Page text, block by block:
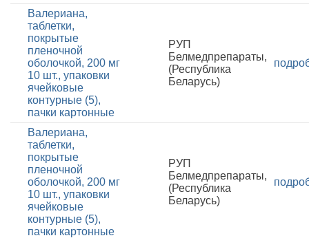
Валериана,
таблетки,
покрытые
пленочной
оболочкой, 200 мг
10 шт., упаковки
ячейковые
контурные (5),
пачки картонные
РУП
Белмедпрепараты,
(Республика
Беларусь)
Валериана,
таблетки,
покрытые
пленочной
оболочкой, 200 мг
10 шт., упаковки
ячейковые
контурные (5),
пачки картонные
РУП
Белмедпрепараты,
(Республика
Беларусь)